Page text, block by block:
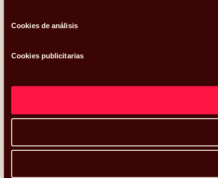
Cookies de análisis
Cookies publicitarias